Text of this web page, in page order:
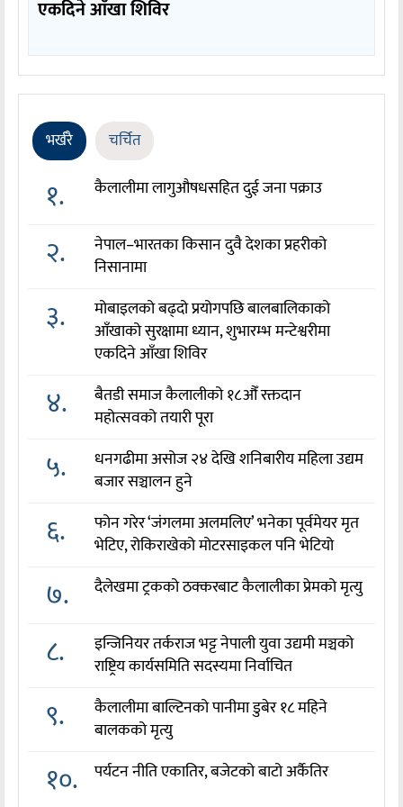
एकदिने आँखा शिविर
भर्खरै चर्चित
१. कैलालीमा लागुऔषधसहित दुई जना पक्राउ
२.
नेपाल–भारतका किसान दुवै देशका प्रहरीको
निसानामा
३.
मोबाइलको बढ्दो प्रयोगपछि बालबालिकाको
आँखाको सुरक्षामा ध्यान, शुभारम्भ मन्टेश्वरीमा
एकदिने आँखा शिविर
४.
बैतडी समाज कैलालीको १८औँ रक्तदान
महोत्सवको तयारी पूरा
५.
धनगढीमा असोज २४ देखि शनिबारीय महिला उद्यम
बजार सञ्चालन हुने
६.
फोन गरेर ‘जंगलमा अलमलिए’ भनेका पूर्वमेयर मृत
भेटिए, रोकिराखेको मोटरसाइकल पनि भेटियो
७. दैलेखमा ट्रकको ठक्करबाट कैलालीका प्रेमको मृत्यु
८.
इन्जिनियर तर्कराज भट्ट नेपाली युवा उद्यमी मञ्चको
राष्ट्रिय कार्यसमिति सदस्यमा निर्वाचित
९.
कैलालीमा बाल्टिनको पानीमा डुबेर १८ महिने
बालकको मृत्यु
१०. पर्यटन नीति एकातिर, बजेटको बाटो अर्कैतिर